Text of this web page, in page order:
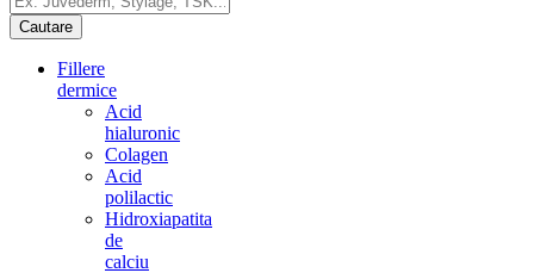
Fillere
dermice
Acid
hialuronic
Colagen
Acid
polilactic
Hidroxiapatita
de
calciu